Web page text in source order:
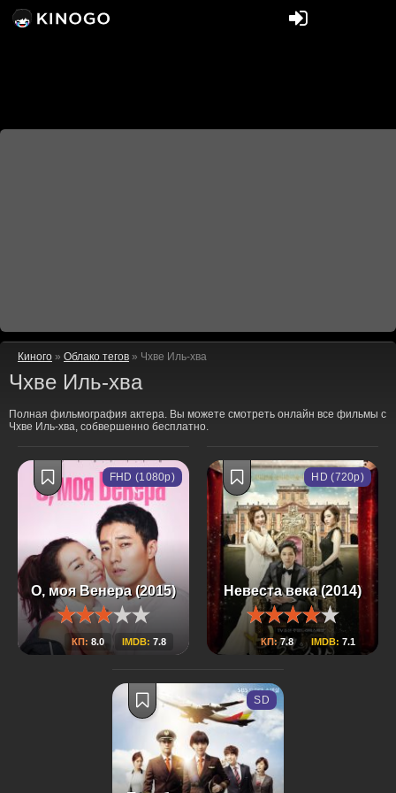
Киного » Облако тегов » Чхве Иль-хва
Чхве Иль-хва
Полная фильмография актера. Вы можете смотреть онлайн все фильмы с
Чхве Иль-хва, собвершенно бесплатно.
О, моя Венера (2015)
КП: 8.0 IMDB: 7.8
FHD (1080p)
Невеста века (2014)
КП:7.8 IMDB: 7.1
HD (720p)
SD